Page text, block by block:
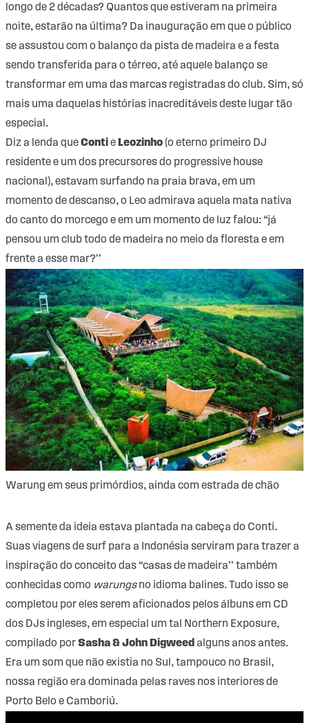
longo de 2 décadas? Quantos que estiveram na primeira
noite, estarão na última? Da inauguração em que o público
se assustou com o balanço da pista de madeira e a festa
sendo transferida para o térreo, até aquele balanço se
transformar em uma das marcas registradas do club. Sim, só
mais uma daquelas histórias inacreditáveis deste lugar tão
especial.
Diz a lenda queContie Leozinho(o eterno primeiro DJ
residente e um dos precursores do progressive house
nacional), estavam surfando na praia brava, em um
momento de descanso, o Leo admirava aquela mata nativa
do canto do morcego e em um momento de luz falou: “já
pensou um club todo de madeira no meio da floresta e em
frente a esse mar?’’
Warung em seus primórdios, ainda com estrada de chão
A semente da ideia estava plantada na cabeça do Conti.
Suas viagens de surf para a Indonésia serviram para trazer a
inspiração do conceito das “casas de madeira’’ também
conhecidas como warungsno idioma balines. Tudo isso se
completou por eles serem aficionados pelos álbuns em CD
dos DJs ingleses, em especial um tal Northern Exposure,
compilado porSasha & John Digweed alguns anos antes.
Era um som que não existia no Sul, tampouco no Brasil,
nossa região era dominada pelas raves nos interiores de
Porto Belo e Camboriú.